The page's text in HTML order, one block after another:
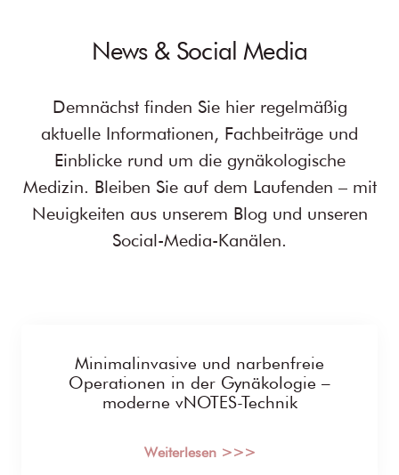
News & Social Media
Demnächst finden Sie hier regelmäßig
aktuelle Informationen, Fachbeiträge und
Einblicke rund um die gynäkologische
Medizin. Bleiben Sie auf dem Laufenden – mit
Neuigkeiten aus unserem Blog und unseren
Social-Media-Kanälen.
Minimalinvasive und narbenfreie
Operationen in der Gynäkologie –
moderne vNOTES-Technik
Weiterlesen >>>